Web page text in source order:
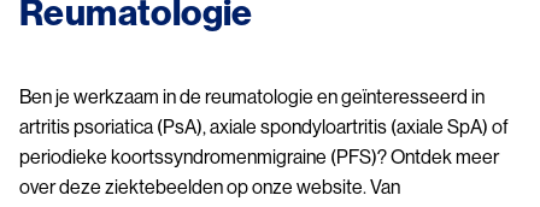
Reumatologie
Ben je werkzaam in de reumatologie en geïnteresseerd in
artritis psoriatica (PsA), axiale spondyloartritis (axiale SpA) of
periodieke koortssyndromenmigraine (PFS)? Ontdek meer
over deze ziektebeelden op onze website. Van